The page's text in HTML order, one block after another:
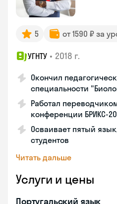
5 от 1590 ₽ за
УГНТУ • 2018 г.
Окончил
специальности
Работал
конференции БРИКС-
Осваивает пятый
студентов
Читать дальше
Услуги и цены
Португальский язык